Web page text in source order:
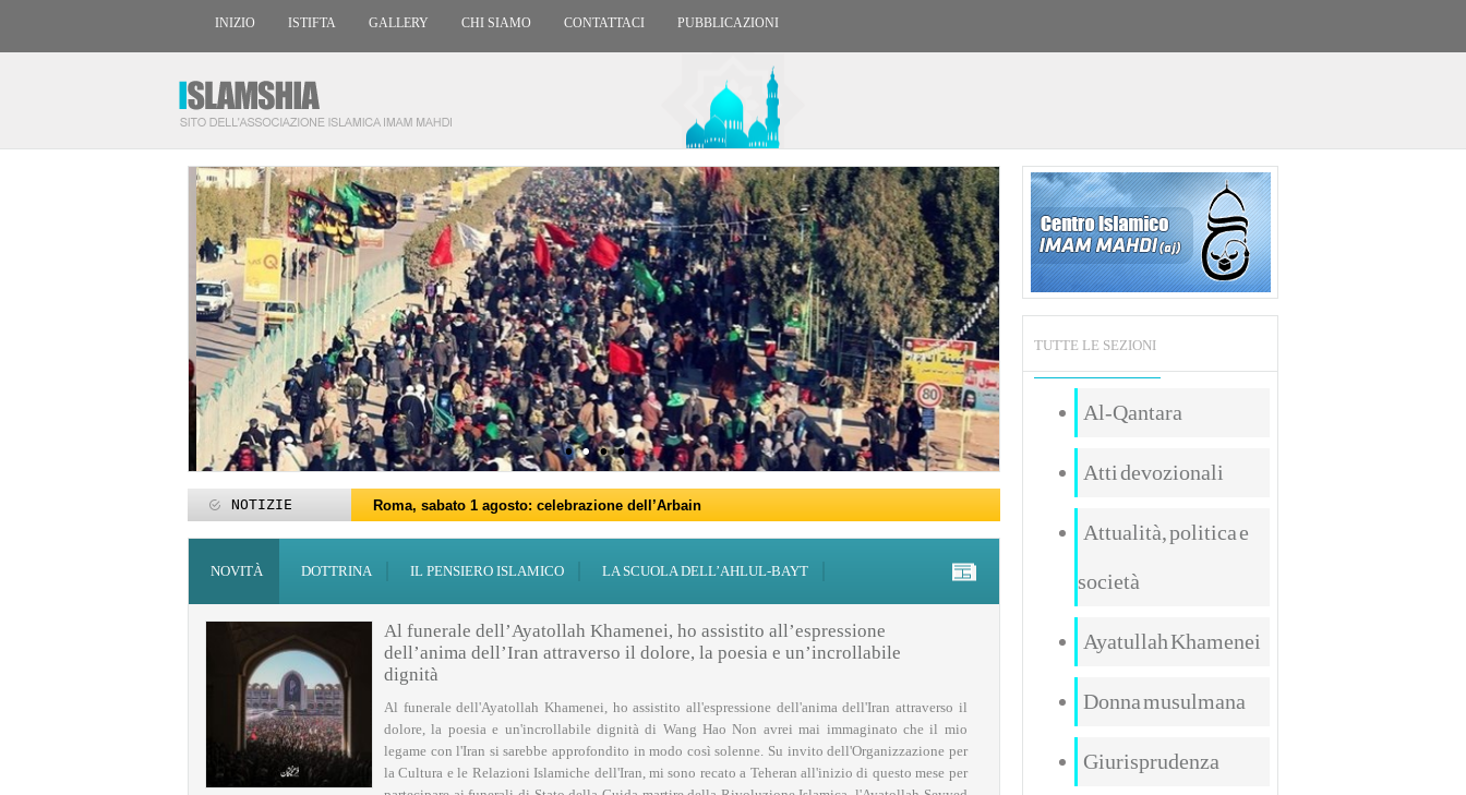
INIZIO ISTIFTA GALLERY CHI SIAMO CONTATTACI PUBBLICAZIONI
NOTIZIE
Roma, sabato 1 agosto: celebrazione dell’Arbain
Roma, 15-25 giugno: programmi per il mese di Muharram
Roma, sabato 6 giugno: Eid al-Ghadir
27 maggio: Eid al-Adha (Festa del Sacrificio)
‘Id al-Fitr sarà sabato 21 marzo
ZAKATUL-FITR 1447 – 2026
Programmi per la notte di Qadr a Roma
I programmi del Centro Islamico Imam Mahdi di Roma per il Ramadan
Domani giovedì 19 febbraio primo giorno di Ramadan
Roma, sabato 14 febbraio: docufilm “Rivoluzione”
NOVITÀ
DOTTRINA IL PENSIERO ISLAMICO LA SCUOLA DELL’AHLUL-BAYT
Al funerale dell’Ayatollah Khamenei, ho assistito all’espressione
dell’anima dell’Iran attraverso il dolore, la poesia e un’incrollabile
dignità
Al funerale dell'Ayatollah Khamenei, ho assistito all'espressione dell'anima dell'Iran attraverso il
dolore, la poesia e un'incrollabile dignità di Wang Hao Non avrei mai immaginato che il mio
legame con l'Iran si sarebbe approfondito in modo così solenne. Su invito dell'Organizzazione per
la Cultura e le Relazioni Islamiche dell'Iran, mi sono recato a Teheran all'inizio di questo mese per
TUTTE LE SEZIONI
Al-Qantara
Atti devozionali
Attualità, politica e
società
Ayatullah Khamenei
Donna musulmana
Giurisprudenza